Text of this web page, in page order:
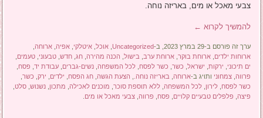
צבעי מאכל או מים, באריזה נוחה.
להמשיך לקרוא ←
ערך זה פורסם ב-29 במרץ 2023, ב- Uncategorized
,אוכל ,איטלקי ,אפיה ,ארוחה
ארוחות ילדים ,ארוחת בוקר ,ארוחת ערב בישול הכנה מהירה ,חג ,חדש ,טבעוני ,טעמים
ים תיכוני
ירקות ישראל כשר כשר לפסח ,לכל המשפחה ,נשים-גברים ,עבודת יד פסח
פרווה ,צמחוני ותויג ב-ארוחה באריזה נוחה. הצעת הגשה ,חג הפסח ילדים ירק כשר
כשר לפסח ,לירון ,לכל המשפחה ,ללא תוספת סוכר מוכנים לאכילה מתכון ,נשנוש ,סלט
פיצה פלפלים טבעיים קלויים פסח פרווה ,צבעי מאכל או מים